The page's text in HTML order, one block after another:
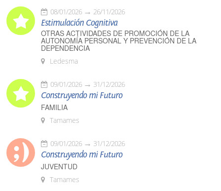
08/01/2026 26/11/2026
Estimulación Cognitiva
OTRAS ACTIVIDADES DE PROMOCIÓN DE LA
AUTONOMÍA PERSONAL Y PREVENCIÓN DE LA
DEPENDENCIA
Ledesma
09/01/2026 31/12/2026
Construyendo mi Futuro
FAMILIA
Tamames
09/01/2026 31/12/2026
Construyendo mi Futuro
JUVENTUD
Tamames